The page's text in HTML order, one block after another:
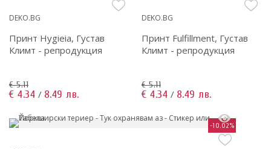
DEKO.BG
Принт Hygieia, Густав
Климт - репродукция
€ 5.11
€ 4.34 / 8.49 лв.
DEKO.BG
Принт Fulfillment, Густав
Климт - репродукция
€ 5.11
€ 4.34 / 8.49 лв.
-10.02%